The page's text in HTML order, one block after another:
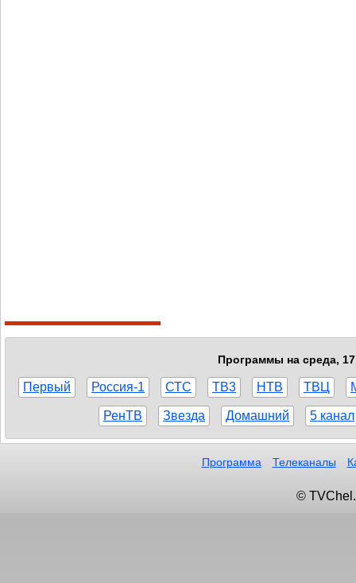
Программы на среда,
Первый Россия-1 СТС ТВ3 НТВ ТВЦ
РенТВ Звезда Домашний 5 канал
Программа Телеканалы
©